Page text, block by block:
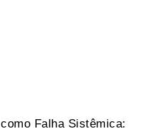
Falha Sistêmica: